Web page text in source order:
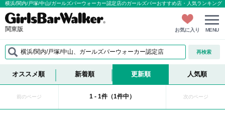
横浜/関内/戸塚/中山/ガールズバーウォーカー認定店のガールズバーおすすめ店・人気ランキング
関東版 お気に入り MENU
横浜/関内/戸塚/中山、ガールズバーウォーカー認定店 再検索
オススメ順 新着順 更新順 人気順
前のページ 1 - 1件（1件中） 次のページ